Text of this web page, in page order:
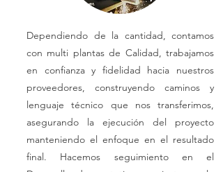
Dependiendo de la cantidad, contamos
con multi plantas de Calidad, trabajamos
en confianza y fidelidad hacia nuestros
proveedores, construyendo caminos y
lenguaje técnico que nos transferimos,
asegurando la ejecución del proyecto
manteniendo el enfoque en el resultado
final. Hacemos seguimiento en el